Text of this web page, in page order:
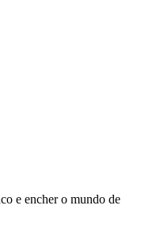
e encher o mundo de